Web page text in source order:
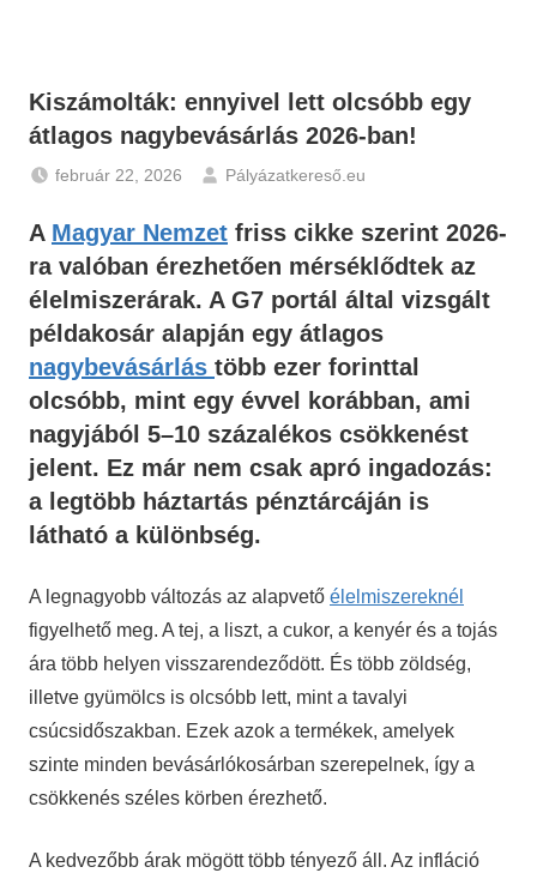
Kiszámolták: ennyivel lett olcsóbb egy
átlagos nagybevásárlás 2026-ban!
február 22, 2026
Pályázatkereső.eu
Hírek
A Magyar Nemzet friss cikke szerint 2026-
ra valóban érezhetően mérséklődtek az
élelmiszerárak. A G7 portál által vizsgált
példakosár alapján egy átlagos
nagybevásárlás több ezer forinttal
olcsóbb, mint egy évvel korábban, ami
nagyjából 5–10 százalékos csökkenést
jelent. Ez már nem csak apró ingadozás:
a legtöbb háztartás pénztárcáján is
látható a különbség.
A legnagyobb változás az alapvető élelmiszereknél
figyelhető meg. A tej, a liszt, a cukor, a kenyér és a tojás
ára több helyen visszarendeződött. És több zöldség,
illetve gyümölcs is olcsóbb lett, mint a tavalyi
csúcsidőszakban. Ezek azok a termékek, amelyek
szinte minden bevásárlókosárban szerepelnek, így a
csökkenés széles körben érezhető.
A kedvezőbb árak mögött több tényező áll. Az infláció